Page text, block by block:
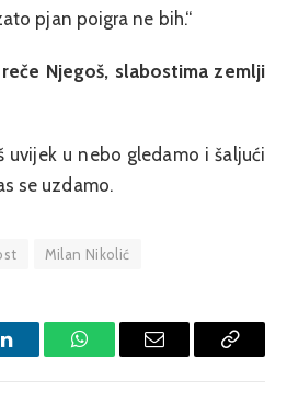
pjan poigra ne bih.“
Njegoš, slabostima zemlji
uvijek u nebo gledamo i šaljući
se uzdamo.
Milan Nikolić
LinkedInWhatsAppEmail
Copy